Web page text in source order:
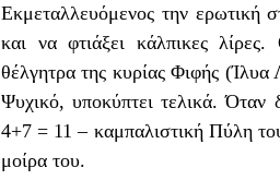
Εκμεταλλευόμενος την ερωτική
και να φτιάξει κάλπικες
θέλγητρα της κυρίας Φιφής
Ψυχικό, υποκύπτει τελικά. Όταν
4+7 = 11 – καμπαλιστική Πύλη
μοίρα του.